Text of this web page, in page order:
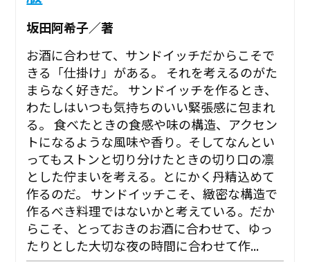
坂田阿希子／著
お酒に合わせて、サンドイッチだからこそで
きる「仕掛け」がある。 それを考えるのがた
まらなく好きだ。 サンドイッチを作るとき、
わたしはいつも気持ちのいい緊張感に包まれ
る。 食べたときの食感や味の構造、アクセン
トになるような風味や香り。そしてなんとい
ってもストンと切り分けたときの切り口の凛
とした佇まいを考える。とにかく丹精込めて
作るのだ。 サンドイッチこそ、緻密な構造で
作るべき料理ではないかと考えている。だか
らこそ、とっておきのお酒に合わせて、ゆっ
たりとした大切な夜の時間に合わせて作...